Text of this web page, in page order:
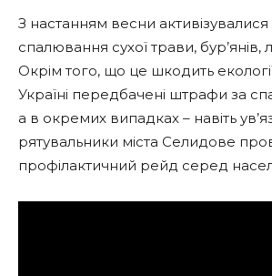
З настанням весни активізувалися
спалювання сухої трави, бур’янів,
Окрім того, що це шкодить
Україні передбачені штрафи за
а в окремих випадках – навіть
рятувальники міста Селидове
профілактичний рейд серед